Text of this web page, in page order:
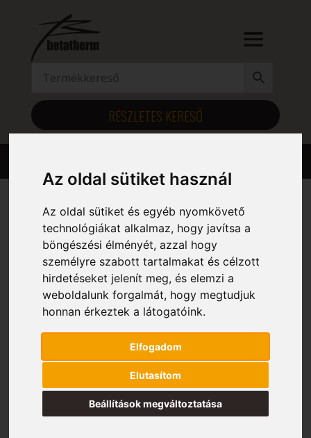
Az oldal sütiket használ
Az oldal sütiket és egyéb nyomkövető
technológiákat alkalmaz, hogy javítsa a
böngészési élményét, azzal hogy
személyre szabott tartalmakat és célzott
hirdetéseket jelenít meg, és elemzi a
weboldalunk forgalmát, hogy megtudjuk
honnan érkeztek a látogatóink.
Elfogadom
Elutasítom
Beállítások megváltoztatása
RÉSZLETES KERESŐ
Kezdőlap/ Szélesség (mm) termék / 855
855
Mind a(z) 6 találat megjelenítve